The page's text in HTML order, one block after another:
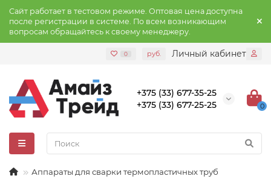
Сайт работает в тестовом режиме. Оптовая цена доступна
после регистрации в системе. По всем возникающим
вопросам обращайтесь к своему менеджеру.
0 руб. Личный кабинет
+375 (33) 677-35-25
+375 (33) 677-25-25
0
Аппараты для сварки термопластичных труб